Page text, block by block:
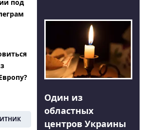
под
Один из
областных
центров Украины